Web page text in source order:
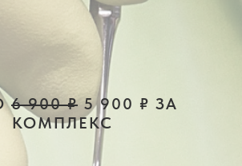
6 900 ₽5 900 ₽ ЗА
КОМПЛЕКС